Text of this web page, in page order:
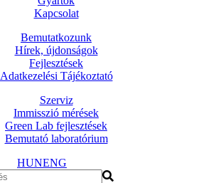
Kapcsolat
Bemutatkozunk
Hírek, újdonságok
Fejlesztések
Adatkezelési Tájékoztató
Szerviz
Immisszió mérések
Green Lab fejlesztések
Bemutató laboratórium
HUNENG